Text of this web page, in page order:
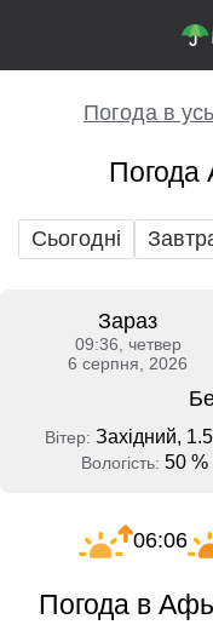
Погода в
Погода
Сьогодні
Зараз
09:36, четвер
6 серпня, 2026
Вітер: Західний,
Вологість: 50 %
06:06
Погода в